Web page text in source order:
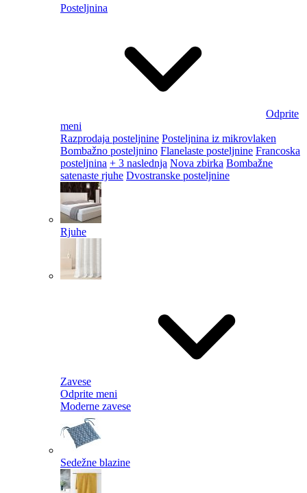
Posteljnina
Odprite
meni
Razprodaja posteljnine Posteljnina iz mikrovlaken
Bombažno posteljnino Flanelaste posteljnine Francoska
posteljnina + 3 naslednja Nova zbirka Bombažne
satenaste rjuhe Dvostranske posteljnine
Rjuhe
Zavese
Odprite meni
Moderne zavese
Sedežne blazine